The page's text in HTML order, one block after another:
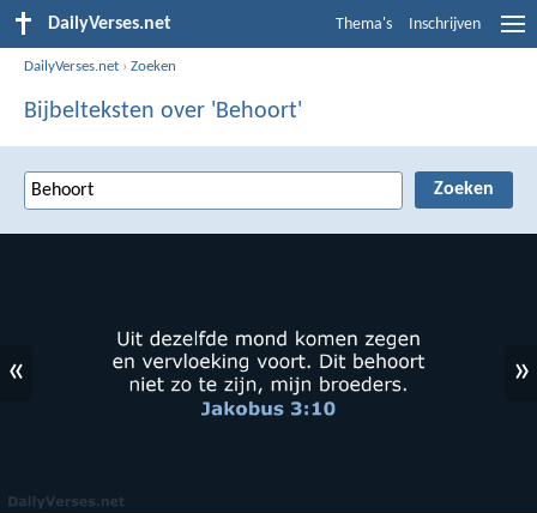
DailyVerses.net Thema's Inschrijven
DailyVerses.net ›Zoeken
Bijbelteksten over 'Behoort'
« »